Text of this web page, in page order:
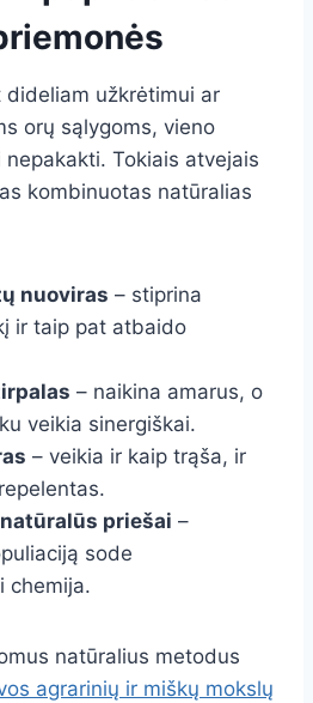
užkrėtimui ar
orų sąlygoms, vieno
Tokiais atvejais
kombinuotas natūralias
nuoviras – stiprina
ir taip pat atbaido
– naikina amarus, o
veikia sinergiškai.
– veikia ir kaip trąša, ir
priešai –
sode
chemija.
natūralius metodus
agrarinių ir miškų mokslų